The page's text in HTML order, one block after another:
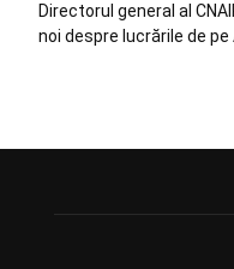
Directorul general al
noi despre lucrările de